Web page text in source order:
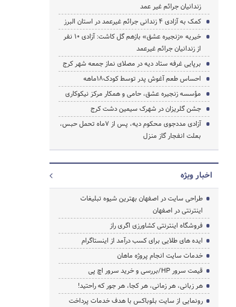
زندانیان جرائم غیر عمد
کمک به آزادی 4 زندانی جرائم غیرعمد در استان البرز
خیریه «زنجیره عشق» بازهم گل کاشت: آزادی 10 نفر
از زندانیان جرائم غیرعمد
برپایی غرفه ستاد دیه در مصلای نماز جمعه شهر کرج
احساس طعم آغوش پدر توسط کودک۱۸ماهه
مؤسسه زنجیره عشق، حامی و همکار مرکز نیکوکاری
جشن گلریزان در شهرک سیمین دشت کرج
آزادی مددجوی محکوم دیه، پس از 7ماه تحمل حبس،
بعلت انفجار گاز منزل
اخبار ویژه
طراحی سایت در اصفهان بهترین شیوه تبلیغات
اینترنتی در اصفهان
فروشگاه اینترنتی کشاورزی اگری راز
ایده های طلایی برای کسب درآمد از اینستاگرام
خدمات سایت انجام پروژه ماهان
قیمت سرور HP/بررسی و خرید سرور اچ پی
هر زبانی، هر زمانی، هر کجا، هر جور که راحتید!
رونمایی از سایت بلوباکس با هدف خدمات پرداخت